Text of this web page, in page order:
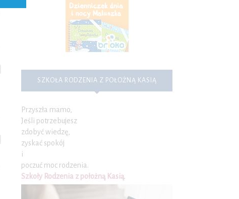
SZKOŁA RODZENIA Z POŁOŻNĄ KASIĄ
Przyszła mamo,
Jeśli potrzebujesz
zdobyć wiedzę,
zyskać spokój
i
poczuć moc rodzenia.
Szkoły Rodzenia z położną Kasią.